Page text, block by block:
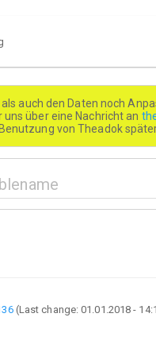
auch den Daten noch
über eine Nachricht an
von Theadok
(Last change:01.01.2018 -